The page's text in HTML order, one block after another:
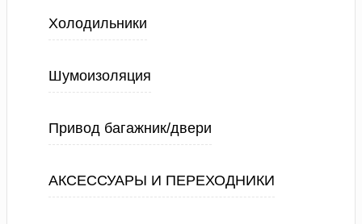
Холодильники
Шумоизоляция
Привод багажник/двери
АКСЕССУАРЫ И ПЕРЕХОДНИКИ